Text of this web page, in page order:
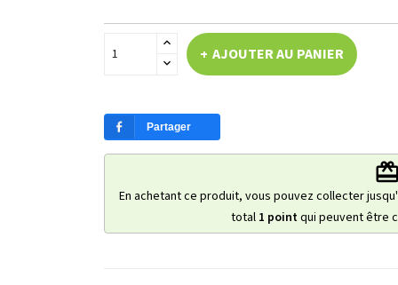
AJOUTER AU PANIER
Partager
redeem
En achetant ce produit, vous pouvez collecter
total 1 pointqui peuvent être